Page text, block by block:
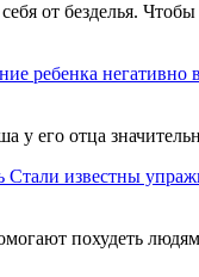
от безделья.
ребенка негативно
у его отца
Стали известны
похудеть